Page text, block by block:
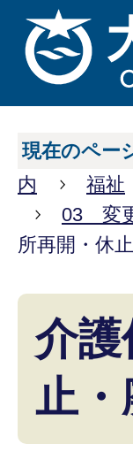
現在のペー
内
福祉
03 変
所再開・休
介
止・